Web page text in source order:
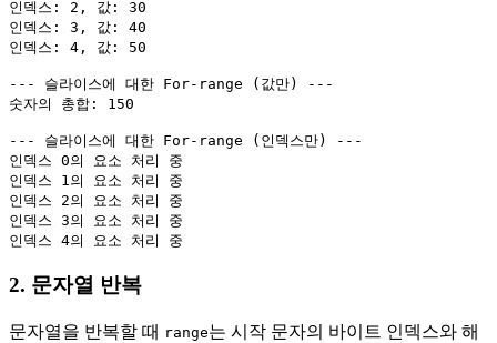
인덱스: 2, 값: 30
인덱스: 3, 값: 40
인덱스: 4, 값: 50
--- 슬라이스에 대한 For-range (값만) ---
숫자의 총합: 150
--- 슬라이스에 대한 For-range (인덱스만) ---
인덱스 0의 요소 처리 중
인덱스 1의 요소 처리 중
인덱스 2의 요소 처리 중
인덱스 3의 요소 처리 중
2. 문자열 반복
문자열을 반복할 때 range는 시작 문자의 바이트 인덱스와 해